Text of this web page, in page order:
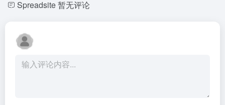
Spreadsite暂无评论